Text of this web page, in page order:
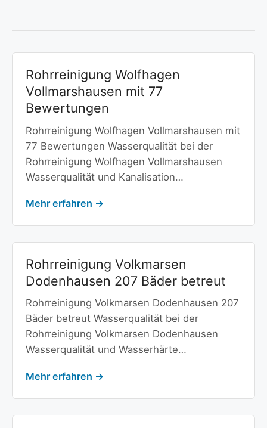
Rohrreinigung Wolfhagen
Vollmarshausen mit 77
Bewertungen
Rohrreinigung Wolfhagen Vollmarshausen mit
77 Bewertungen Wasserqualität bei der
Rohrreinigung Wolfhagen Vollmarshausen
Wasserqualität und Kanalisation…
Mehr erfahren →
Rohrreinigung Volkmarsen
Dodenhausen 207 Bäder betreut
Rohrreinigung Volkmarsen Dodenhausen 207
Bäder betreut Wasserqualität bei der
Rohrreinigung Volkmarsen Dodenhausen
Wasserqualität und Wasserhärte…
Mehr erfahren →